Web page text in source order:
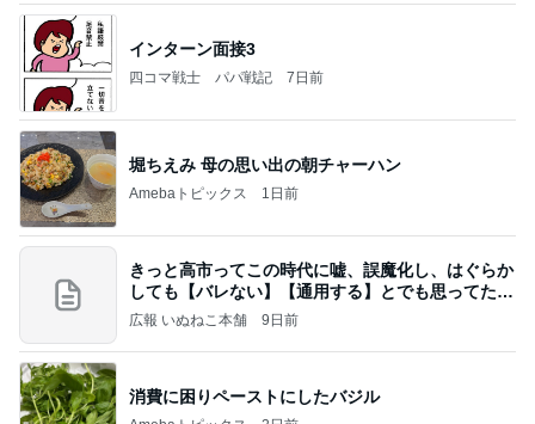
インターン面接3
四コマ戦士 パパ戦記 7日前
堀ちえみ 母の思い出の朝チャーハン
Amebaトピックス 1日前
きっと高市ってこの時代に嘘、誤魔化し、はぐらか
しても【バレない】【通用する】とでも思ってたん
だろ
広報 いぬねこ本舗 9日前
消費に困りペーストにしたバジル